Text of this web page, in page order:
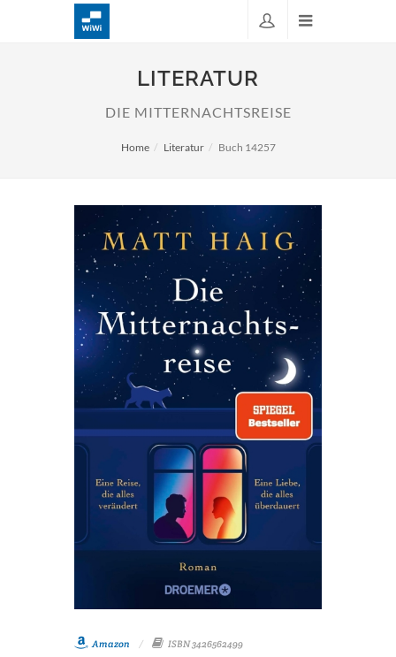
LITERATUR
DIE MITTERNACHTSREISE
Home Literatur Buch 14257
Amazon
ISBN 3426562499